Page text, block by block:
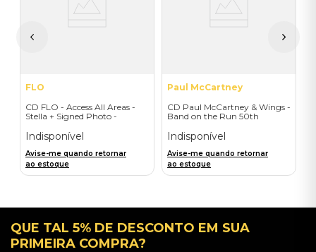
FLO
CD FLO - Access All Areas -
Stella + Signed Photo -
Indisponível
Avise-me quando retornar
ao estoque
Paul McCartney
CD Paul McCartney & Wings -
Band on the Run 50th
Importado
Indisponível
Avise-me quando retornar
ao estoque
QUE TAL 5% DE DESCONTO EM SUA
PRIMEIRA COMPRA?